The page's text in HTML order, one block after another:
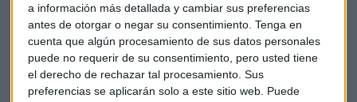
a información más detallada y cambiar sus preferencias
antes de otorgar o negar su consentimiento. Tenga en
cuenta que algún procesamiento de sus datos personales
puede no requerir de su consentimiento, pero usted tiene
el derecho de rechazar tal procesamiento. Sus
preferencias se aplicarán solo a este sitio web. Puede
su jurisdicción, tal actividad no debería ser fomentada",
explica la compañía china a Capital Radio.
En un breve comunicado, la tecnológica defiende sus
productos y negocio. "Los productos y soluciones de